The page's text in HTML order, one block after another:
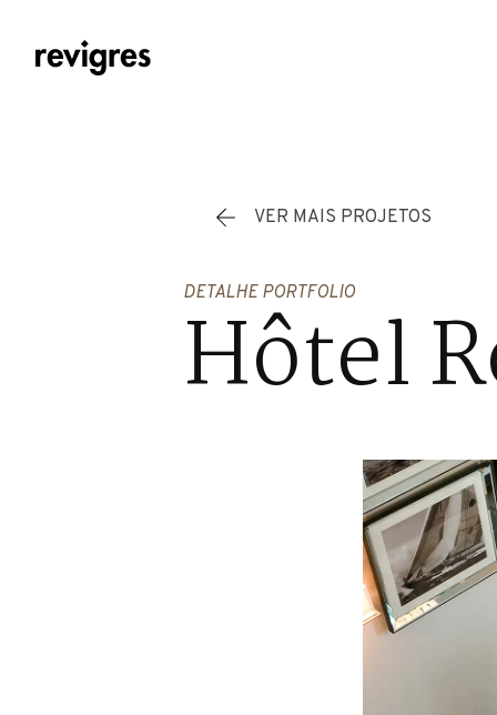
VER MAIS PROJETOS
DETALHE PORTFOLIO
Hôtel